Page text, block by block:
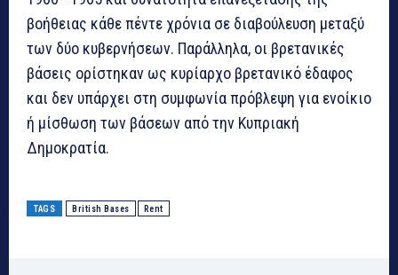
βοήθειας κάθε πέντε χρόνια σε διαβούλευση μεταξύ
των δύο κυβερνήσεων. Παράλληλα, οι βρετανικές
βάσεις ορίστηκαν ως κυρίαρχο βρετανικό έδαφος
και δεν υπάρχει στη συμφωνία πρόβλεψη για ενοίκιο
ή μίσθωση των βάσεων από την Κυπριακή
Δημοκρατία.
TAGS British Bases Rent